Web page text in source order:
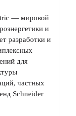
— мировой
и
разработки и
для
частных
Schneider